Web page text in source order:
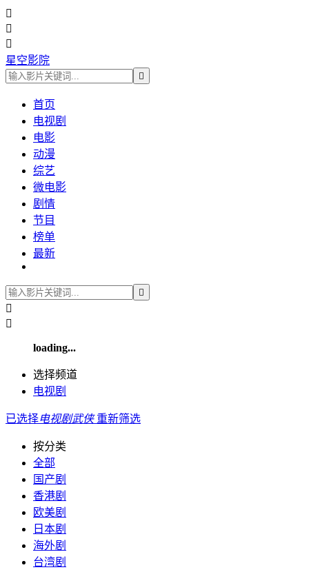



星空影院

首页
电视剧
电影
动漫
综艺
微电影
剧情
节目
榜单
最新



loading...
选择频道
电视剧
已选择电视剧武侠重新筛选
按分类
全部
国产剧
香港剧
欧美剧
日本剧
海外剧
台湾剧